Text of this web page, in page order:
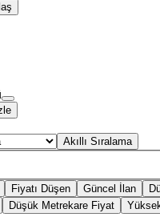
Akıllı Sıralama
Fiyatı Düşen Güncel İlan
Düşük Metrekare Fiyat